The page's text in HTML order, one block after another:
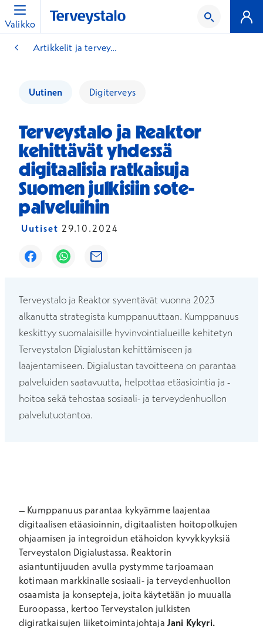
Valikko
Artikkelit ja tervey...
Uutinen Digiterveys
Terveystalo ja Reaktor
kehittävät yhdessä
digitaalisia ratkaisuja
Suomen julkisiin sote-
palveluihin
Uutiset 29.10.2024
Avautuu uuteen ikkunaan
Avautuu uuteen ikkunaan
Avautuu uuteen ikkunaan
Terveystalo ja Reaktor syventävät vuonna 2023
alkanutta strategista kumppanuuttaan. Kumppanuus
keskittyy suomalaisille hyvinvointialueille kehitetyn
Terveystalon Digialustan kehittämiseen ja
laajentamiseen. Digialustan tavoitteena on parantaa
palveluiden saatavuutta, helpottaa etäasiointia ja -
hoitoa sekä tehostaa sosiaali- ja terveydenhuollon
palvelutuotantoa.
– Kumppanuus parantaa kykyämme laajentaa
digitaalisen etäasioinnin, digitaalisten hoitopolkujen
ohjaamisen ja integroidun etähoidon kyvykkyyksiä
Terveystalon Digialustassa. Reaktorin
asiantuntijuuden avulla pystymme tarjoamaan
kotimaan markkinalle sosiaali- ja terveydenhuollon
osaamista ja konsepteja, joita käytetään jo muualla
Euroopassa, kertoo Terveystalon julkisten
digiratkaisujen liiketoimintajohtaja Jani Kykyri.